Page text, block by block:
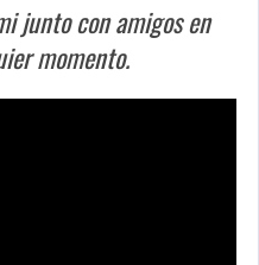
junto con amigos en
momento.